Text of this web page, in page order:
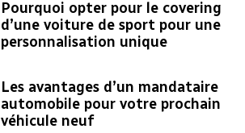
Pourquoi opter pour le covering
d’une voiture de sport pour une
personnalisation unique
Les avantages d’un mandataire
automobile pour votre prochain
véhicule neuf